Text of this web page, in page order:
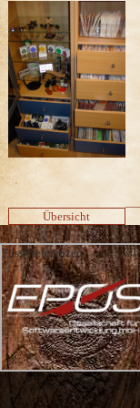
Übersicht
Fuss-Referenzen